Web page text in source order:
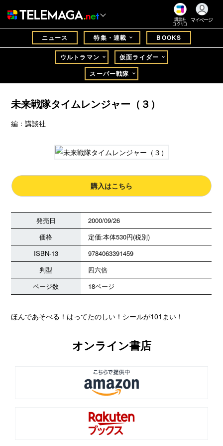
講談社
コクリコ
マイページ
ニュース 特集・連載 BOOKS
ウルトラマン
仮面ライダー
スーパー戦隊
未来戦隊タイムレンジャー（３）
編：講談社
購入はこちら
発売日
2000/09/26
価格
定価:本体530円(税別)
ISBN-13
9784063391459
判型
四六倍
ページ数
18ページ
ほんであそべる！はってたのしい！シールが101まい！
オンライン書店